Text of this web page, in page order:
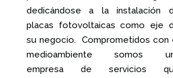
dedicándose a la instalación
placas fotovoltaicas como eje
su negocio. Comprometidos con
medioambiente somos
empresa de servicios